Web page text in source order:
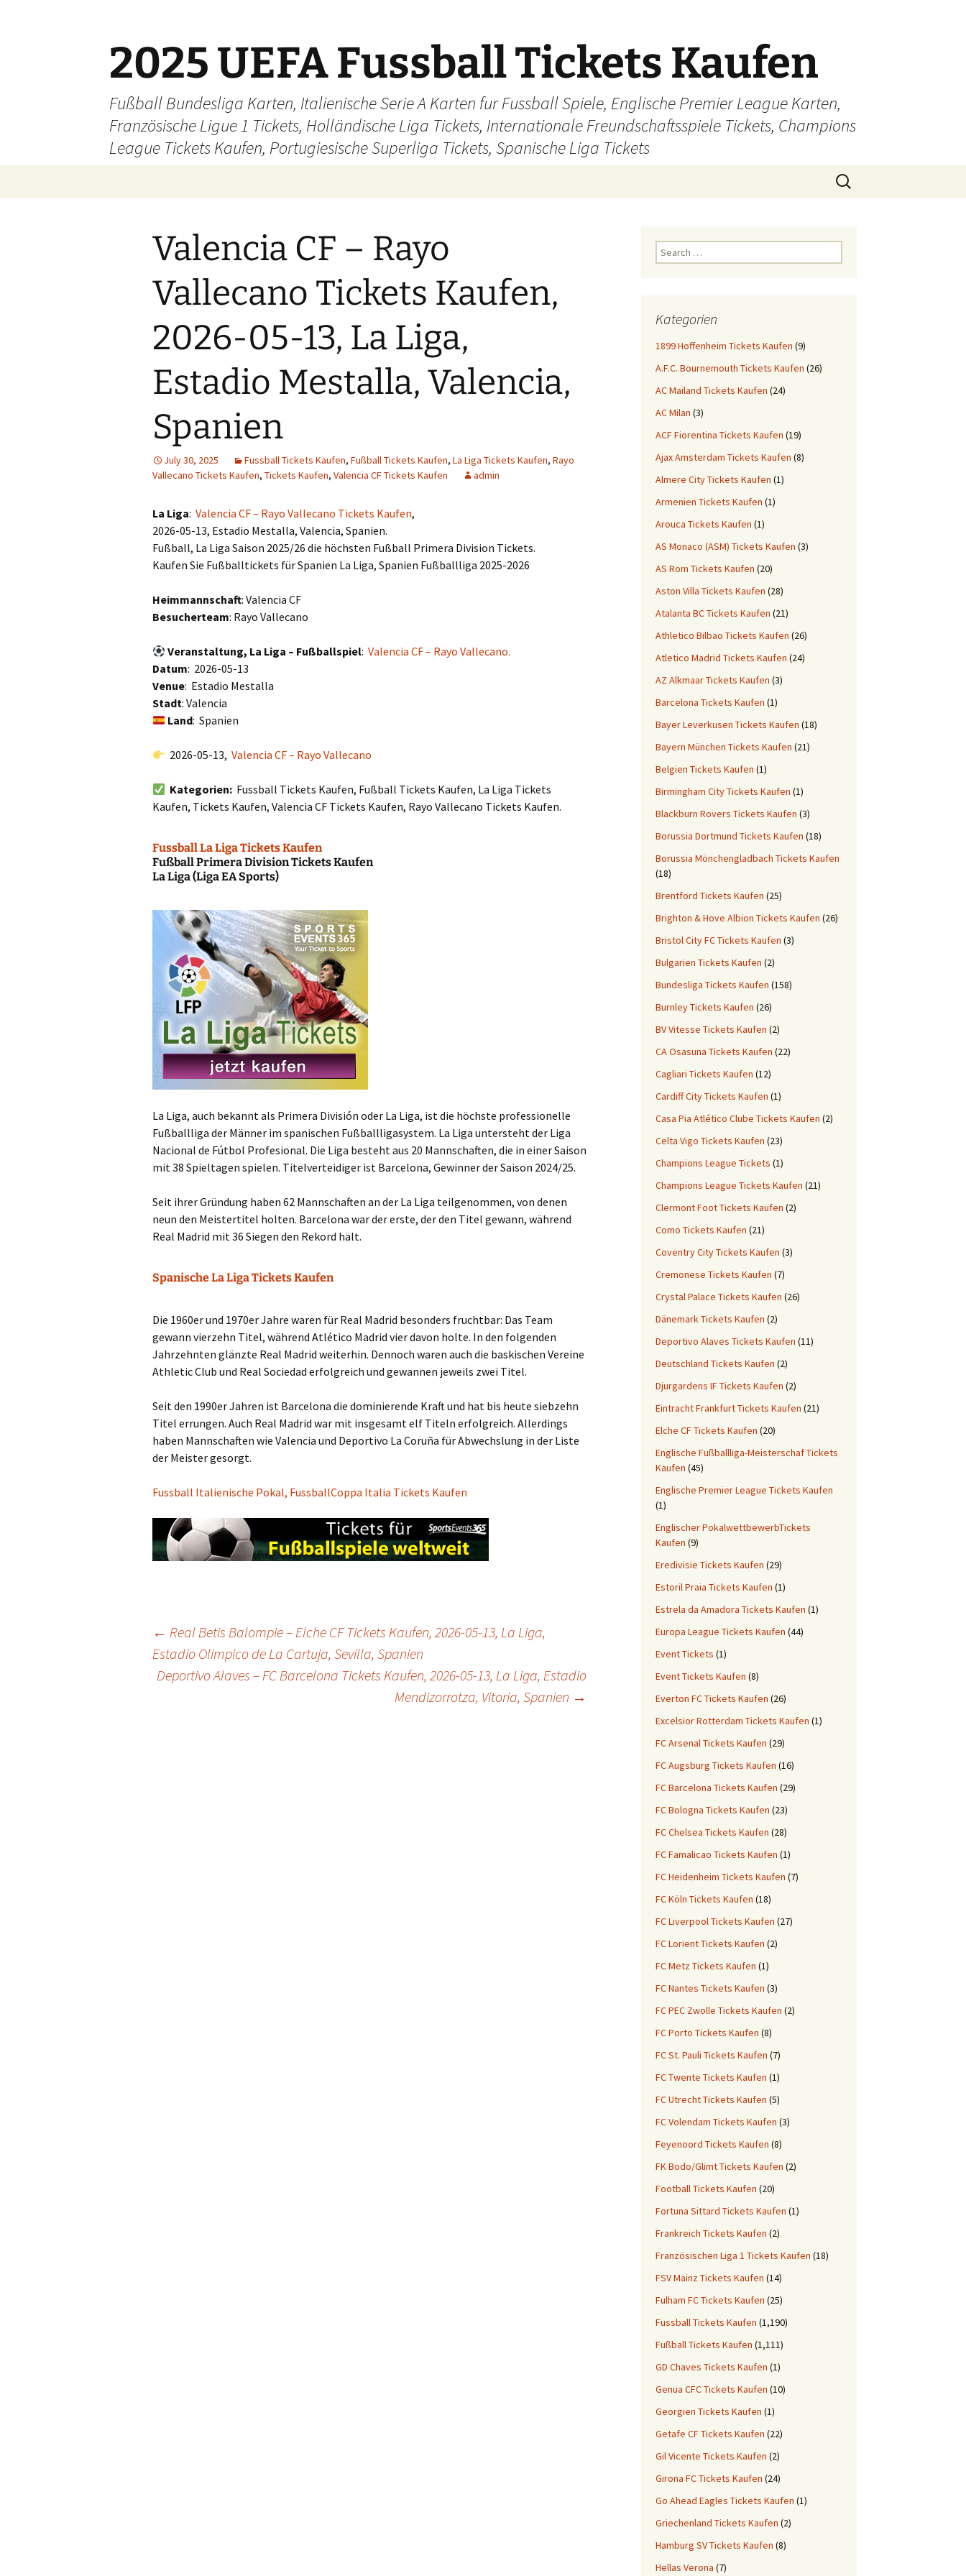
2025 UEFA Fussball Tickets Kaufen
Fußball Bundesliga Karten, Italienische Serie A Karten fur Fussball Spiele, Englische Premier League Karten,
Französische Ligue 1 Tickets, Holländische Liga Tickets, Internationale Freundschaftsspiele Tickets, Champions
League Tickets Kaufen, Portugiesische Superliga Tickets, Spanische Liga Tickets
Search
for:
Valencia CF – Rayo
Vallecano Tickets Kaufen,
2026-05-13, La Liga,
Estadio Mestalla, Valencia,
Spanien
July 30, 2025 Fussball Tickets Kaufen, Fußball Tickets Kaufen, La Liga Tickets Kaufen, Rayo
Vallecano Tickets Kaufen, Tickets Kaufen, Valencia CF Tickets Kaufen admin
La Liga: Valencia CF – Rayo Vallecano Tickets Kaufen,
2026-05-13, Estadio Mestalla, Valencia, Spanien.
Fußball, La Liga Saison 2025/26 die höchsten Fußball Primera Division Tickets.
Kaufen Sie Fußballtickets für Spanien La Liga, Spanien Fußballliga 2025-2026
Heimmannschaft: Valencia CF
Besucherteam: Rayo Vallecano
Veranstaltung, La Liga – Fußballspiel:Valencia CF – Rayo Vallecano.
Datum: 2026-05-13
Venue: Estadio Mestalla
Stadt: Valencia
Land: Spanien
2026-05-13,Valencia CF – Rayo Vallecano
Kategorien: Fussball Tickets Kaufen, Fußball Tickets Kaufen, La Liga Tickets
Kaufen, Tickets Kaufen, Valencia CF Tickets Kaufen, Rayo Vallecano Tickets Kaufen.
Fussball La Liga Tickets Kaufen
Fußball Primera Division Tickets Kaufen
La Liga (Liga EA Sports)
La Liga, auch bekannt als Primera División oder La Liga, ist die höchste professionelle
Fußballliga der Männer im spanischen Fußballligasystem. La Liga untersteht der Liga
Nacional de Fútbol Profesional. Die Liga besteht aus 20 Mannschaften, die in einer Saison
mit 38 Spieltagen spielen. Titelverteidiger ist Barcelona, Gewinner der Saison 2024/25.
Seit ihrer Gründung haben 62 Mannschaften an der La Liga teilgenommen, von denen
neun den Meistertitel holten. Barcelona war der erste, der den Titel gewann, während
Real Madrid mit 36 Siegen den Rekord hält.
Spanische La Liga Tickets Kaufen
Die 1960er und 1970er Jahre waren für Real Madrid besonders fruchtbar: Das Team
gewann vierzehn Titel, während Atlético Madrid vier davon holte. In den folgenden
Jahrzehnten glänzte Real Madrid weiterhin. Dennoch waren auch die baskischen Vereine
Athletic Club und Real Sociedad erfolgreich und gewannen jeweils zwei Titel.
Seit den 1990er Jahren ist Barcelona die dominierende Kraft und hat bis heute siebzehn
Titel errungen. Auch Real Madrid war mit insgesamt elf Titeln erfolgreich. Allerdings
haben Mannschaften wie Valencia und Deportivo La Coruña für Abwechslung in der Liste
der Meister gesorgt.
Fussball Italienische Pokal, FussballCoppa Italia Tickets Kaufen
navigation
← Real Betis Balompie – Elche CF Tickets Kaufen, 2026-05-13, La Liga,
Estadio Olimpico de La Cartuja, Sevilla, Spanien
Deportivo Alaves – FC Barcelona Tickets Kaufen, 2026-05-13, La Liga, Estadio
Mendizorrotza, Vitoria, Spanien →
Search
for:
Kategorien
1899 Hoffenheim Tickets Kaufen (9)
A.F.C. Bournemouth Tickets Kaufen (26)
AC Mailand Tickets Kaufen (24)
AC Milan (3)
ACF Fiorentina Tickets Kaufen (19)
Ajax Amsterdam Tickets Kaufen (8)
Almere City Tickets Kaufen (1)
Armenien Tickets Kaufen (1)
Arouca Tickets Kaufen (1)
AS Monaco (ASM) Tickets Kaufen (3)
AS Rom Tickets Kaufen (20)
Aston Villa Tickets Kaufen (28)
Atalanta BC Tickets Kaufen (21)
Athletico Bilbao Tickets Kaufen (26)
Atletico Madrid Tickets Kaufen (24)
AZ Alkmaar Tickets Kaufen (3)
Barcelona Tickets Kaufen (1)
Bayer Leverkusen Tickets Kaufen (18)
Bayern München Tickets Kaufen (21)
Belgien Tickets Kaufen (1)
Birmingham City Tickets Kaufen (1)
Blackburn Rovers Tickets Kaufen (3)
Borussia Dortmund Tickets Kaufen (18)
Borussia Mönchengladbach Tickets Kaufen
(18)
Brentford Tickets Kaufen (25)
Brighton & Hove Albion Tickets Kaufen (26)
Bristol City FC Tickets Kaufen (3)
Bulgarien Tickets Kaufen (2)
Bundesliga Tickets Kaufen (158)
Burnley Tickets Kaufen (26)
BV Vitesse Tickets Kaufen (2)
CA Osasuna Tickets Kaufen (22)
Cagliari Tickets Kaufen (12)
Cardiff City Tickets Kaufen (1)
Casa Pia Atlético Clube Tickets Kaufen (2)
Celta Vigo Tickets Kaufen (23)
Champions League Tickets (1)
Champions League Tickets Kaufen (21)
Clermont Foot Tickets Kaufen (2)
Como Tickets Kaufen (21)
Coventry City Tickets Kaufen (3)
Cremonese Tickets Kaufen (7)
Crystal Palace Tickets Kaufen (26)
Dänemark Tickets Kaufen (2)
Deportivo Alaves Tickets Kaufen (11)
Deutschland Tickets Kaufen (2)
Djurgardens IF Tickets Kaufen (2)
Eintracht Frankfurt Tickets Kaufen (21)
Elche CF Tickets Kaufen (20)
Englische Fußballliga-Meisterschaf Tickets
Kaufen (45)
Englische Premier League Tickets Kaufen
(1)
Englischer PokalwettbewerbTickets
Kaufen (9)
Eredivisie Tickets Kaufen (29)
Estoril Praia Tickets Kaufen (1)
Estrela da Amadora Tickets Kaufen (1)
Europa League Tickets Kaufen (44)
Event Tickets (1)
Event Tickets Kaufen (8)
Everton FC Tickets Kaufen (26)
Excelsior Rotterdam Tickets Kaufen (1)
FC Arsenal Tickets Kaufen (29)
FC Augsburg Tickets Kaufen (16)
FC Barcelona Tickets Kaufen (29)
FC Bologna Tickets Kaufen (23)
FC Chelsea Tickets Kaufen (28)
FC Famalicao Tickets Kaufen (1)
FC Heidenheim Tickets Kaufen (7)
FC Köln Tickets Kaufen (18)
FC Liverpool Tickets Kaufen (27)
FC Lorient Tickets Kaufen (2)
FC Metz Tickets Kaufen (1)
FC Nantes Tickets Kaufen (3)
FC PEC Zwolle Tickets Kaufen (2)
FC Porto Tickets Kaufen (8)
FC St. Pauli Tickets Kaufen (7)
FC Twente Tickets Kaufen (1)
FC Utrecht Tickets Kaufen (5)
FC Volendam Tickets Kaufen (3)
Feyenoord Tickets Kaufen (8)
FK Bodo/Glimt Tickets Kaufen (2)
Football Tickets Kaufen (20)
Fortuna Sittard Tickets Kaufen (1)
Frankreich Tickets Kaufen (2)
Französischen Liga 1 Tickets Kaufen (18)
FSV Mainz Tickets Kaufen (14)
Fulham FC Tickets Kaufen (25)
Fussball Tickets Kaufen (1,190)
Fußball Tickets Kaufen (1,111)
GD Chaves Tickets Kaufen (1)
Genua CFC Tickets Kaufen (10)
Georgien Tickets Kaufen (1)
Getafe CF Tickets Kaufen (22)
Gil Vicente Tickets Kaufen (2)
Girona FC Tickets Kaufen (24)
Go Ahead Eagles Tickets Kaufen (1)
Griechenland Tickets Kaufen (2)
Hamburg SV Tickets Kaufen (8)
Hellas Verona (7)